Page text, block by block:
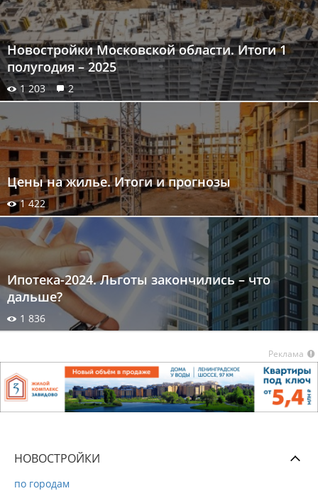
Новостройки Московской области. Итоги 1
полугодия – 2025
1 203 2
Цены на жилье. Итоги и прогнозы
1 422
Ипотека-2024. Льготы закончились – что
дальше?
1 836
Реклама
НОВОСТРОЙКИ
по городам